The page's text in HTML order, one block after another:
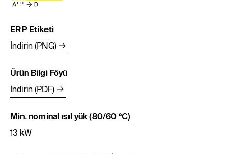
ERP Etiketi
İndirin (PNG)
Ürün Bilgi Föyü
İndirin (PDF)
Min. nominal ısıl yük (80/60 °C)
13 kW